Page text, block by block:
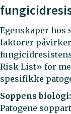
Egenskaper hos
faktorer
Risk List» for
spesifikke
Soppens biologi:
Patogene